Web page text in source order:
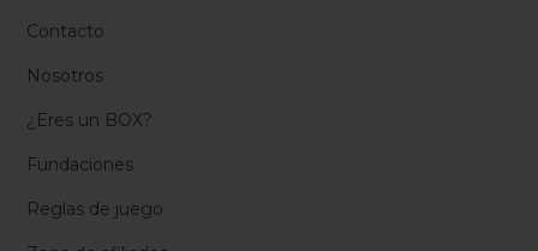
Contacto
Nosotros
¿Eres un BOX?
Fundaciones
Reglas de juego